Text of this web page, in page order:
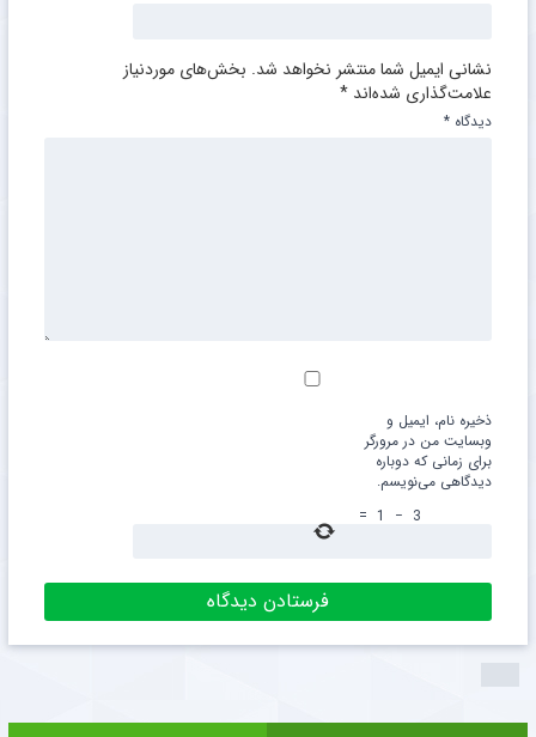
نشانی ایمیل شما منتشر نخواهد شد. بخش‌های موردنیاز
علامت‌گذاری شده‌اند *
دیدگاه *
ذخیره نام، ایمیل و
وبسایت من در مرورگر
برای زمانی که دوباره
دیدگاهی می‌نویسم.
3
−
1
=